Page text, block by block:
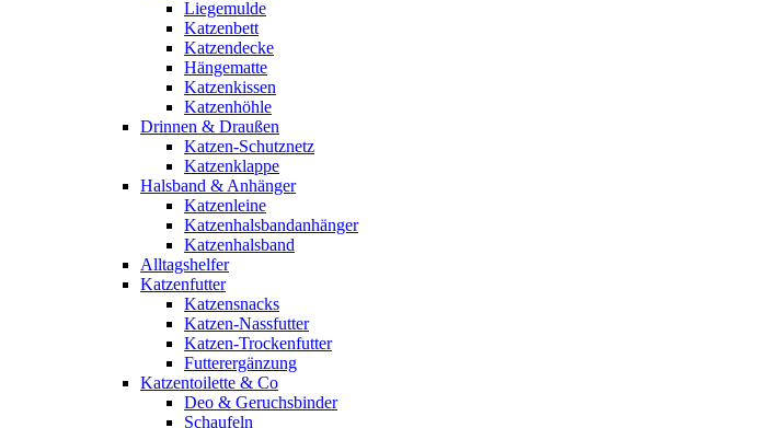
Liegemulde
Katzenbett
Katzendecke
Hängematte
Katzenkissen
Katzenhöhle
Drinnen & Draußen
Katzen-Schutznetz
Katzenklappe
Halsband & Anhänger
Katzenleine
Katzenhalsbandanhänger
Katzenhalsband
Alltagshelfer
Katzenfutter
Katzensnacks
Katzen-Nassfutter
Katzen-Trockenfutter
Futterergänzung
Katzentoilette & Co
Deo & Geruchsbinder
Schaufeln